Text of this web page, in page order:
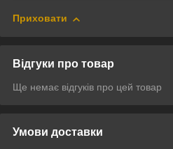
Приховати
Відгуки про товар
Ще немає відгуків про цей товар
Умови доставки